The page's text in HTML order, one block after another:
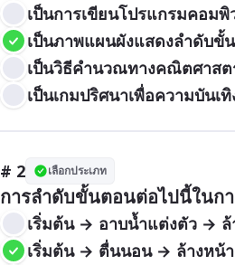
เป็นการเขียนโปรแกรมคอมพิ
เป็นภาพแผนผังแสดงลำดับขั้
เป็นวิธีคำนวณทางคณิตศาสต
เป็นเกมปริศนาเพื่อความบันเทิ
# 2 เลือกประเภท
การลำดับขั้นตอนต่อไปนี้ในกา
เริ่มต้น → อาบน้ำแต่งตัว →
เริ่มต้น → ตื่นนอน → ล้างหน้